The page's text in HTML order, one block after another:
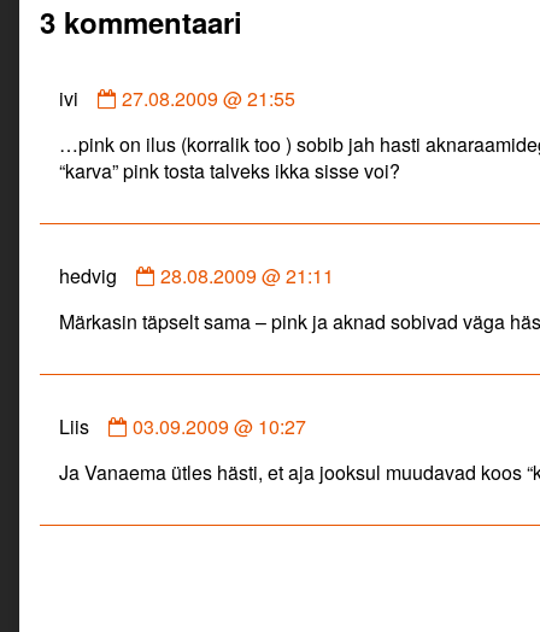
3 kommentaari
ivi
Comment
ivi
published
27.08.2009 @ 21:55
…pink on ilus (korralik too ) sobib jah hasti
“karva” pink tosta talveks ikka sisse voi?
hedvig
Comment
hedvig
on
28.08.2009 @ 21:11
Märkasin täpselt sama – pink ja aknad sobivad väga
Liis
Comment
Liis
on
03.09.2009 @ 10:27
Ja Vanaema ütles hästi, et aja jooksul muudavad koos